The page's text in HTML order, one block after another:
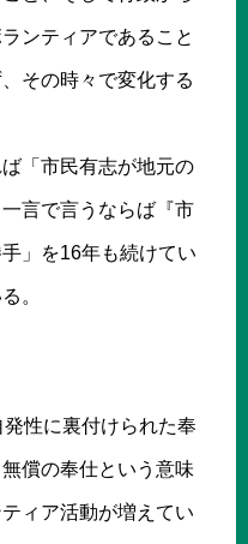
ンティアであること
その時々で変化する
「市民有志が地元の
言で言うならば『市
」を16年も続けてい
。
発性に裏付けられた奉
償の奉仕という意味
ィア活動が増えてい